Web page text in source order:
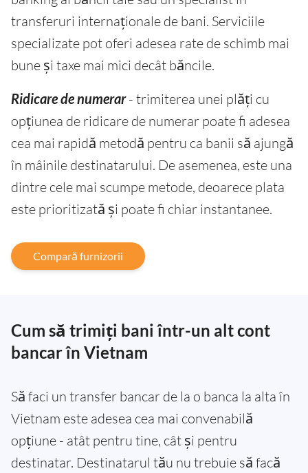
transferuri internaționale de bani. Serviciile
specializate pot oferi adesea rate de schimb mai
bune și taxe mai mici decât băncile.
Ridicare de numerar- trimiterea unei plăți cu
opțiunea de ridicare de numerar poate fi adesea
cea mai rapidă metodă pentru ca banii să ajungă
în mâinile destinatarului. De asemenea, este una
dintre cele mai scumpe metode, deoarece plata
este prioritizată și poate fi chiar instantanee.
Compară furnizorii
Cum să trimiți bani într-un alt cont
bancar în Vietnam
Să faci un transfer bancar de la o banca la alta în
Vietnam este adesea cea mai convenabilă
opțiune - atât pentru tine, cât și pentru
destinatar. Destinatarul tău nu trebuie să facă